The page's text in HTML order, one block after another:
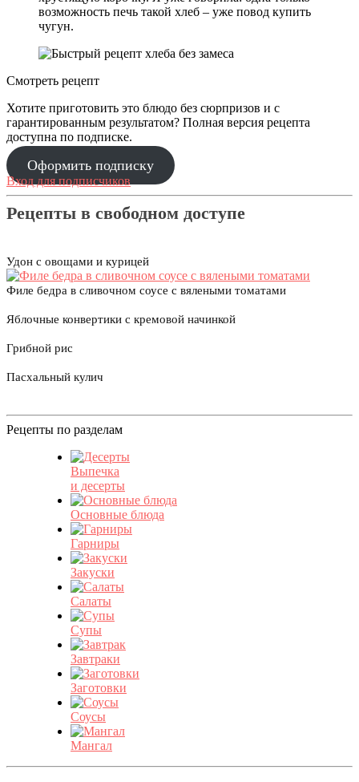
возможность печь такой хлеб – уже повод купить
чугун.
Смотреть рецепт
Хотите приготовить это блюдо без сюрпризов и с
гарантированным результатом? Полная версия рецепта
доступна по подписке.
Оформить подписку
Вход для подписчиков
Рецепты в свободном доступе
Удон с овощами и курицей
Филе бедра в сливочном соусе с вялеными томатами
Яблочные конвертики с кремовой начинкой
Грибной рис
Пасхальный кулич
Рецепты по разделам
Выпечка
и десерты
Основные блюда
Гарниры
Закуски
Салаты
Супы
Завтраки
Заготовки
Соусы
Мангал